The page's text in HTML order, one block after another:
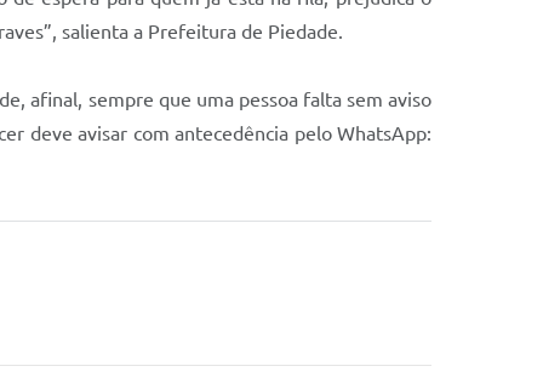
salienta a Prefeitura de Piedade.
afinal, sempre que uma pessoa falta sem aviso
deve avisar com antecedência pelo WhatsApp: